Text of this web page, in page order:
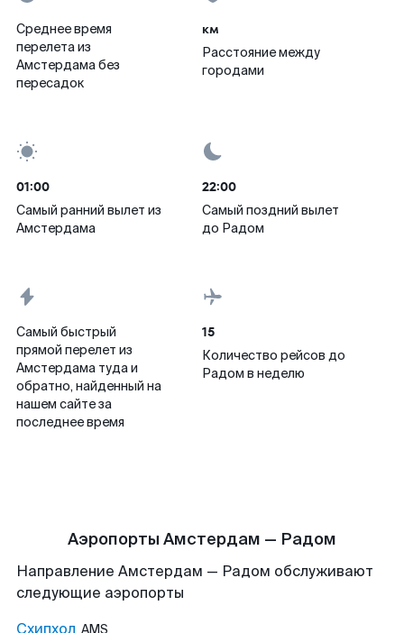
Среднее время
перелета из
Амстердама без
пересадок
км
Расстояние между
городами
01:00
Самый ранний вылет из
Амстердама
22:00
Самый поздний вылет
до Радом
Самый быстрый
прямой перелет из
Амстердама туда и
обратно, найденный на
нашем сайте за
последнее время
15
Количество рейсов до
Радом в неделю
Аэропорты Амстердам — Радом
Направление Амстердам — Радом обслуживают
следующие аэропорты
Схипхол AMS